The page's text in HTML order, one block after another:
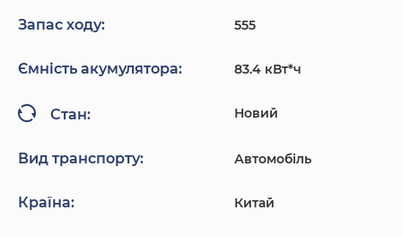
Запас ходу: 555
Ємність акумулятора: 83.4 кВт*ч
Стан: Новий
Вид транспорту: Автомобіль
Країна: Китай